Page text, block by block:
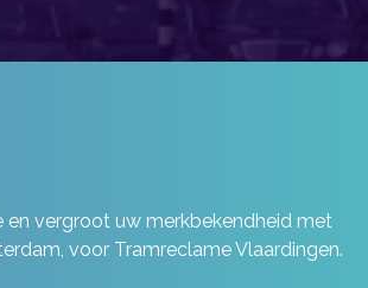
vergroot uw merkbekendheid met
voor Tramreclame Vlaardingen.